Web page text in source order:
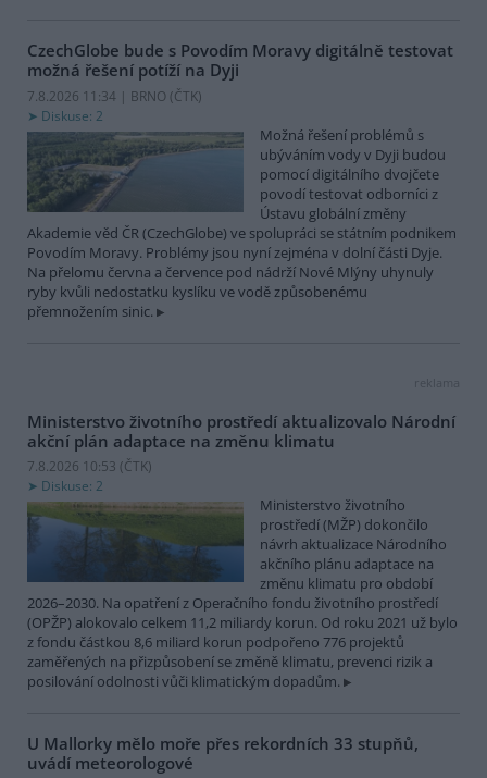
CzechGlobe bude s Povodím Moravy digitálně testovat
možná řešení potíží na Dyji
7.8.2026 11:34 | BRNO (ČTK)
Diskuse: 2
Možná řešení problémů s
ubýváním vody v Dyji budou
pomocí digitálního dvojčete
povodí testovat odborníci z
Ústavu globální změny
Akademie věd ČR (CzechGlobe) ve spolupráci se státním podnikem
Povodím Moravy. Problémy jsou nyní zejména v dolní části Dyje.
Na přelomu června a července pod nádrží Nové Mlýny uhynuly
ryby kvůli nedostatku kyslíku ve vodě způsobenému
přemnožením sinic.
reklama
Ministerstvo životního prostředí aktualizovalo Národní
akční plán adaptace na změnu klimatu
7.8.2026 10:53 (ČTK)
Diskuse: 2
Ministerstvo životního
prostředí (MŽP) dokončilo
návrh aktualizace Národního
akčního plánu adaptace na
změnu klimatu pro období
2026–2030. Na opatření z Operačního fondu životního prostředí
(OPŽP) alokovalo celkem 11,2 miliardy korun. Od roku 2021 už bylo
z fondu částkou 8,6 miliard korun podpořeno 776 projektů
zaměřených na přizpůsobení se změně klimatu, prevenci rizik a
posilování odolnosti vůči klimatickým dopadům.
U Mallorky mělo moře přes rekordních 33 stupňů,
uvádí meteorologové